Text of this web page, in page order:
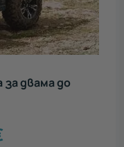
двама до